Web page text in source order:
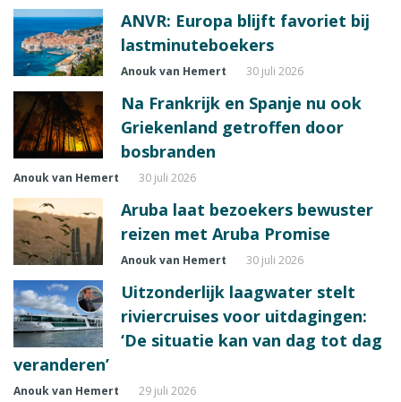
ANVR: Europa blijft favoriet bij
lastminuteboekers
Anouk van Hemert 30 juli 2026
Na Frankrijk en Spanje nu ook
Griekenland getroffen door
bosbranden
Anouk van Hemert 30 juli 2026
Aruba laat bezoekers bewuster
reizen met Aruba Promise
Anouk van Hemert 30 juli 2026
Uitzonderlijk laagwater stelt
riviercruises voor uitdagingen:
‘De situatie kan van dag tot dag
veranderen’
Anouk van Hemert 29 juli 2026